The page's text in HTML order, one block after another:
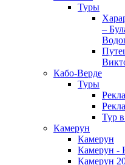
Туры
–
Кабо-Верде
Туры
Тур
Камерун
Камерун
Камерун -
Камерун